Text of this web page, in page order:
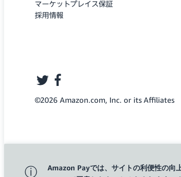
マーケットプレイス保証
採用情報
twitterfacebook
©2026 Amazon.com, Inc. or its Affiliates
ⓘ
Amazon Payでは、サイトの利便性の向